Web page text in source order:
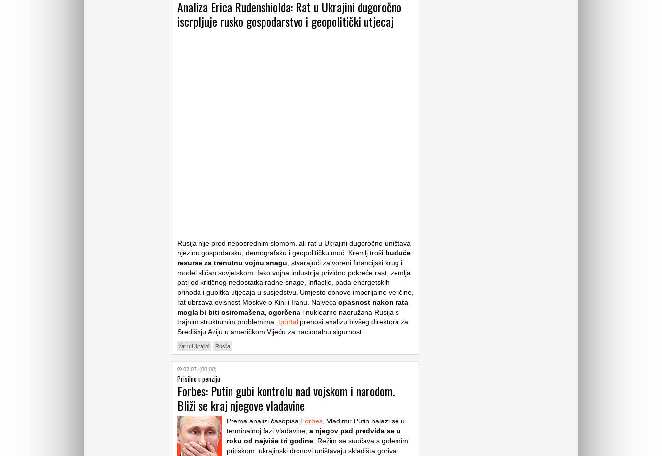
Analiza Erica Rudenshiolda: Rat u Ukrajini dugoročno
iscrpljuje rusko gospodarstvo i geopolitički utjecaj
Rusija nije pred neposrednim slomom, ali rat u Ukrajini dugoročno uništava
njezinu gospodarsku, demografsku i geopolitičku moć. Kremlj troši buduće
resurse za trenutnu vojnu snagu, stvarajući zatvoreni financijski krug i
model sličan sovjetskom. Iako vojna industrija prividno pokreće rast, zemlja
pati od kritičnog nedostatka radne snage, inflacije, pada energetskih
prihoda i gubitka utjecaja u susjedstvu. Umjesto obnove imperijalne veličine,
rat ubrzava ovisnost Moskve o Kini i Iranu. Najveća opasnost nakon rata
mogla bi biti osiromašena, ogorčena i nuklearno naoružana Rusija s
trajnim strukturnim problemima. tportal prenosi analizu bivšeg direktora za
Središnju Aziju u američkom Vijeću za nacionalnu sigurnost.
rat u Ukrajini Rusija
02.07. (00:00)
Prisilno u penziju
Forbes: Putin gubi kontrolu nad vojskom i narodom.
Bliži se kraj njegove vladavine
Prema analizi časopisa Forbes, Vladimir Putin nalazi se u
terminalnoj fazi vladavine, a njegov pad predviđa se u
roku od najviše tri godine. Režim se suočava s golemim
pritiskom: ukrajinski dronovi uništavaju skladišta goriva